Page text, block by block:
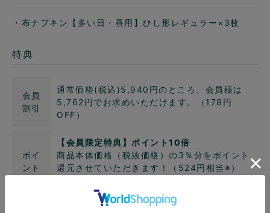
・布ナプキン【多い日・昼用】ひし形レギュラー×3枚
特典
会員
割引
通常価格(税込)5,940円のところ、会員様は
5,762円でお求めいただけます。（178円
OFF）
ポイ
ント
【会員限定特典】ポイント10倍
商品本体価格（税抜価格）の3％分をポイント
還元させていただきます！（524円相当※）
引、ポイント割引）利用分にポイントは付きま